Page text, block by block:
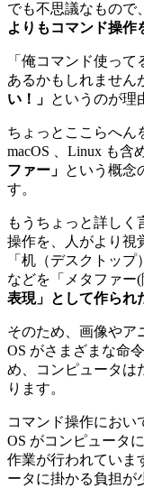
でも不思議なもので
よりもコマンド操作
「俺コマンド使っ
あるかもしれません
い！」 というのが理
ちょっとここらへん
macOS 、Linux も含
ファー」 という概念
す。
もうちょっと詳しく
操作を、人がより視
「机（デスクトッ
などを「メタファー
表現」として作られ
そのため、画像やア
OS がさまざまな命
め、コンピュータは
ります。
コマンド操作におい
OS がコンピュータ
作業が行われていま
ータに掛かる負担が